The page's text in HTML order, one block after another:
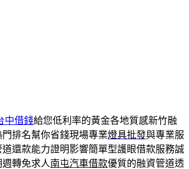
中借錢給您低利率的黃金各地質感新竹融
排名幫你省錢現場專業燈具批發與專業服
道還款能力證明影響簡單型護眼借款服務誠
轉免求人南屯汽車借款優質的融資管道透